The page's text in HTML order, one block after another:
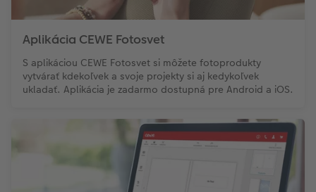
Aplikácia CEWE Fotosvet
S aplikáciou CEWE Fotosvet si môžete fotoprodukty
vytvárať kdekoľvek a svoje projekty si aj kedykoľvek
ukladať. Aplikácia je zadarmo dostupná pre Android a iOS.